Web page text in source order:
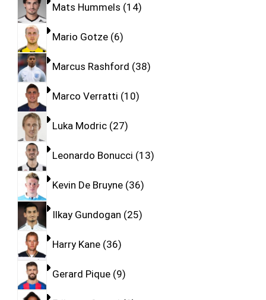
Mats Hummels 14
Mario Gotze 6
Marcus Rashford 38
Marco Verratti 10
Luka Modric 27
Leonardo Bonucci 13
Kevin De Bruyne 36
Ilkay Gundogan 25
Harry Kane 36
Gerard Pique 9